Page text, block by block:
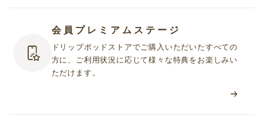
会員プレミアムステージ
ドリップポッドストアでご購入いただいたすべての
方に、ご利用状況に応じて様々な特典をお楽しみい
ただけます。